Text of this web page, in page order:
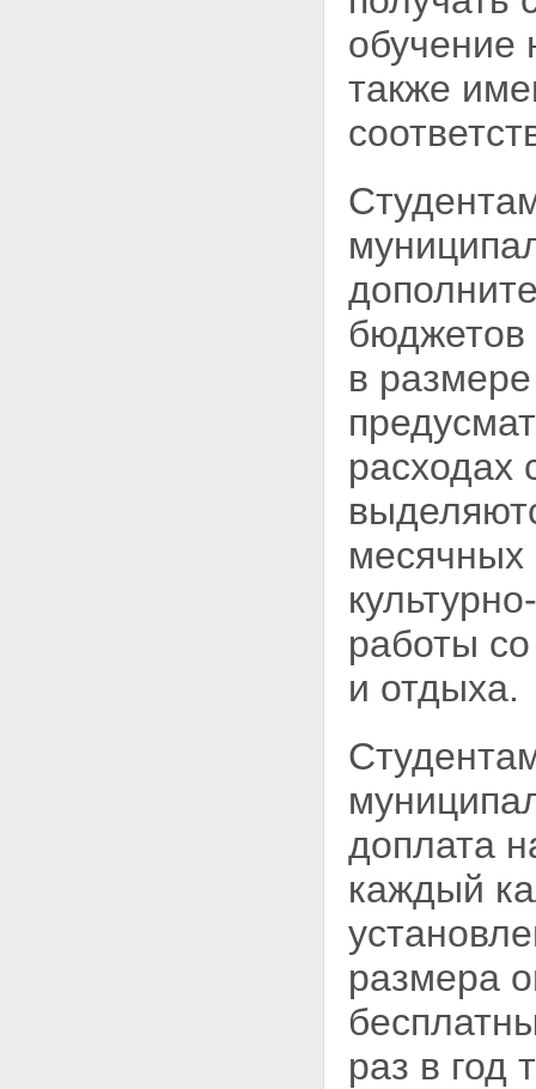
обучение
также
в
расходах
месячных
работы
и отдыха.
доплата
каждый
размера
раз в год